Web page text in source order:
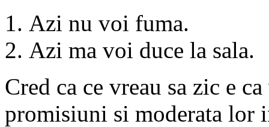
Azi nu voi fuma.
Azi ma voi duce la sala.
Cred ca ce vreau sa zic e
promisiuni si moderata lor